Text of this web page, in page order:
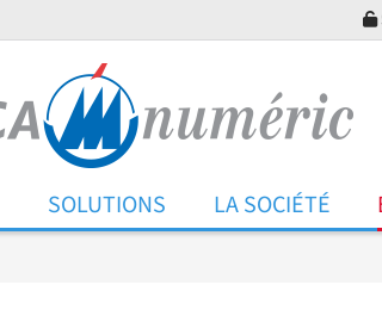
SOLUTIONS LA SOCIÉTÉ